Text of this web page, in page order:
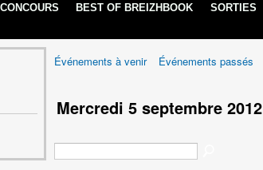
BEST OF BREIZHBOOK SORTIES
Événements à venir Événements passés
Mercredi 5 septembre 2012